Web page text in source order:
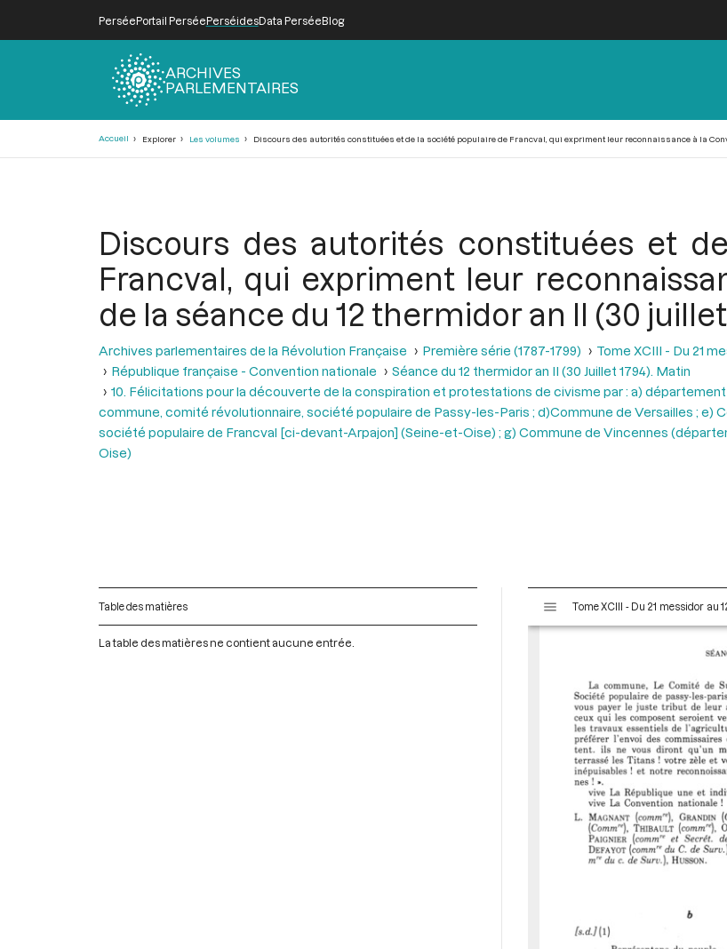
PerséePortail PerséePerséidesData PerséeBlog
ARCHIVES
PARLEMENTAIRES
Accueil Explorer Les volumes Discours des autorités constituées et de la société populaire de Francval, qui expriment leur reconnaissance à la
Discours des autorités constituées et
Francval, qui expriment leur
de la séance du 12 thermidor an II (30 juillet
Archives parlementaires de la Révolution Française Première série (1787-1799)
Tome XCIII - Du 21
République française - Convention nationale
Séance du 12 thermidor an II (30 Juillet 1794). Matin
10. Félicitations pour la découverte de la conspiration et protestations de civisme par : a)
commune, comité révolutionnaire, société populaire de Passy-les-Paris ; d)Commune de Versailles ; e)
société populaire de Francval [ci-devant-Arpajon] (Seine-et-Oise) ; g) Commune de Vincennes
Oise)
Table des matières
La table des matières ne contient aucune entrée.
s
Tome XCIII - Du 21 messidor au